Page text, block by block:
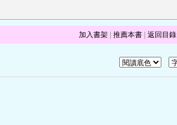
加入書架 推薦本書 返回目錄